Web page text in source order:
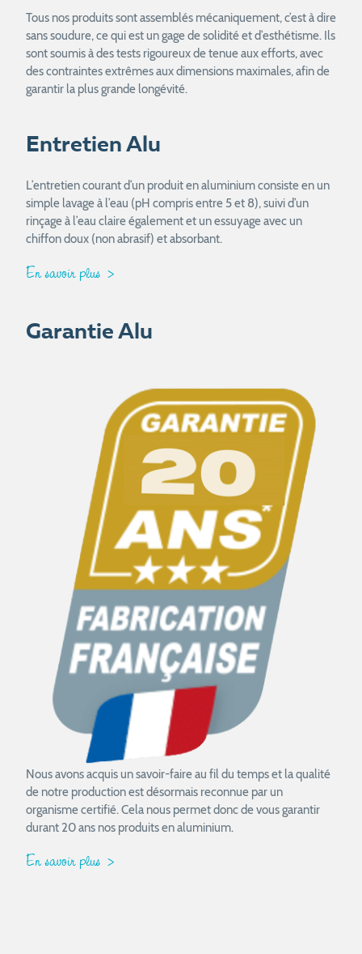
Tous nos produits sont assemblés mécaniquement, c’est à dire
sans soudure, ce qui est un gage de solidité et d’esthétisme. Ils
sont soumis à des tests rigoureux de tenue aux efforts, avec
des contraintes extrêmes aux dimensions maximales, afin de
garantir la plus grande longévité.
Entretien Alu
L’entretien courant d’un produit en aluminium consiste en un
simple lavage à l’eau (pH compris entre 5 et 8), suivi d’un
rinçage à l’eau claire également et un essuyage avec un
chiffon doux (non abrasif) et absorbant.
En savoir plus
Garantie Alu
Nous avons acquis un savoir-faire au fil du temps et la qualité
de notre production est désormais reconnue par un
organisme certifié. Cela nous permet donc de vous garantir
durant 20 ans nos produits en aluminium.
En savoir plus